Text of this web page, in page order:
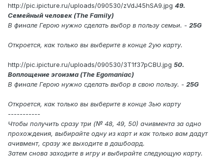
http://pic.ipicture.ru/uploads/090530/zVdJ45hSA9.jpg 49.
Семейный человек (The Family)
В финале Герою нужно сделать выбор в пользу семьи. - 25G
Откроется, как только вы выберите в конце 2ую карту.
http://pic.ipicture.ru/uploads/090530/3T1f37pCBU.jpg 50.
Воплощение эгоизма (The Egomaniac)
В финале Герою нужно сделать выбор в свою пользу. - 25G
Откроется, как только вы выберите в конце 3ью карту
-----------
Чтобы получить сразу три (№ 48, 49, 50) ачивмента за одно
прохождения, выбирайте одну из карт и как только вам дадут
ачивмент, сразу же выходите в дашбоард.
Затем снова заходите в игру и выбирайте следующую карту.